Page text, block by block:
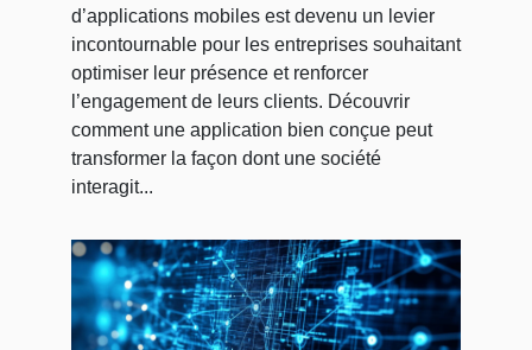
d’applications mobiles est devenu un levier
incontournable pour les entreprises souhaitant
optimiser leur présence et renforcer
l’engagement de leurs clients. Découvrir
comment une application bien conçue peut
transformer la façon dont une société
interagit...